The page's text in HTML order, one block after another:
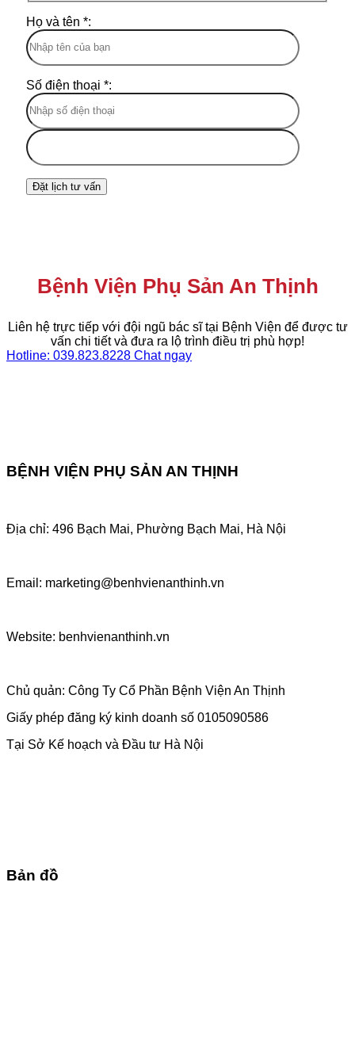
Họ và tên *:
Số điện thoại *:
Bệnh Viện Phụ Sản An Thịnh
Liên hệ trực tiếp với đội ngũ bác sĩ tại Bệnh Viện để được tư
vấn chi tiết và đưa ra lộ trình điều trị phù hợp!
Hotline: 039.823.8228 Chat ngay
BỆNH VIỆN PHỤ SẢN AN THỊNH
Địa chỉ: 496 Bạch Mai, Phường Bạch Mai, Hà Nội
Email: marketing@benhvienanthinh.vn
Website: benhvienanthinh.vn
Chủ quản: Công Ty Cổ Phần Bệnh Viện An Thịnh
Giấy phép đăng ký kinh doanh số 0105090586
Tại Sở Kế hoạch và Đầu tư Hà Nội
Bản đồ